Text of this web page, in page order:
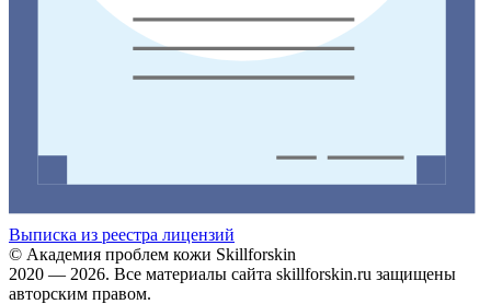
Выписка из реестра лицензий
© Академия проблем кожи Skillforskin
2020 — 2026. Все материалы сайта skillforskin.ru защищены
авторским правом.